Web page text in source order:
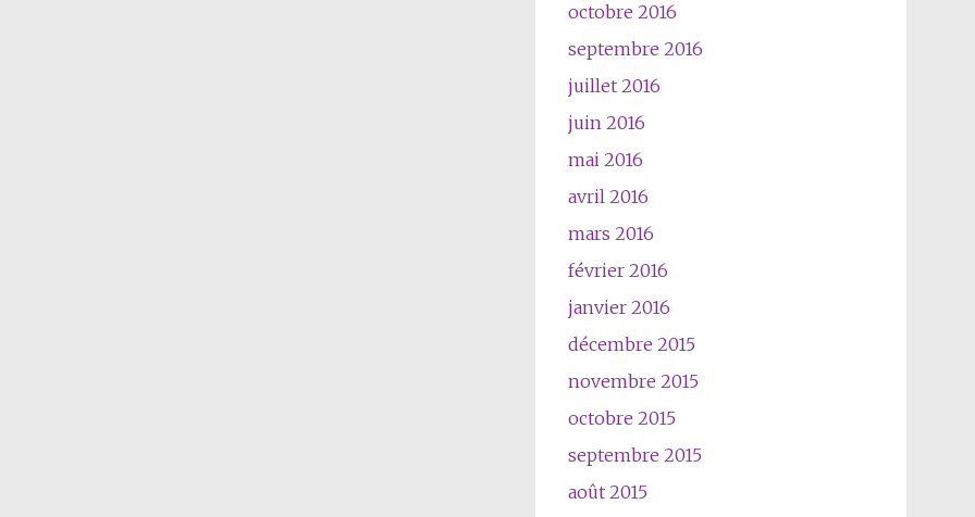
octobre 2016
septembre 2016
juillet 2016
juin 2016
mai 2016
avril 2016
mars 2016
février 2016
janvier 2016
décembre 2015
novembre 2015
octobre 2015
septembre 2015
août 2015